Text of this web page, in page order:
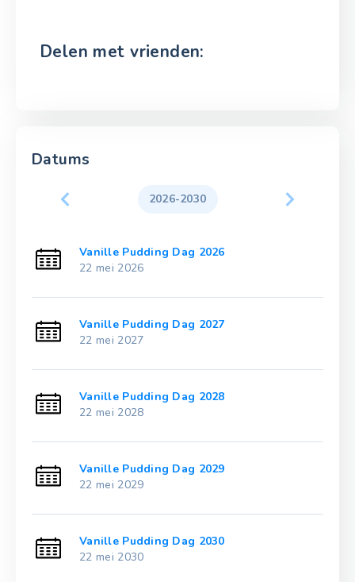
Delen met vrienden:
Datums
2026-2030
Vanille Pudding Dag 2026
22 mei 2026
Vanille Pudding Dag 2027
22 mei 2027
Vanille Pudding Dag 2028
22 mei 2028
Vanille Pudding Dag 2029
22 mei 2029
Vanille Pudding Dag 2030
22 mei 2030